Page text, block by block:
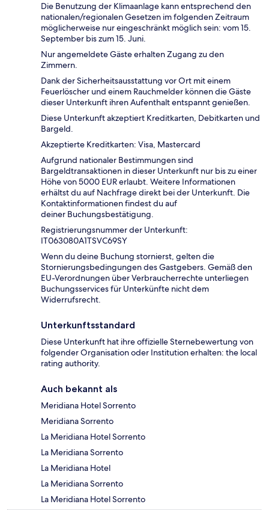
Die Benutzung der Klimaanlage kann entsprechend den
nationalen/regionalen Gesetzen im folgenden Zeitraum
möglicherweise nur eingeschränkt möglich sein: vom 15.
September bis zum 15. Juni.
Nur angemeldete Gäste erhalten Zugang zu den
Zimmern.
Dank der Sicherheitsausstattung vor Ort mit einem
Feuerlöscher und einem Rauchmelder können die Gäste
dieser Unterkunft ihren Aufenthalt entspannt genießen.
Diese Unterkunft akzeptiert Kreditkarten, Debitkarten und
Bargeld.
Akzeptierte Kreditkarten: Visa, Mastercard
Aufgrund nationaler Bestimmungen sind
Bargeldtransaktionen in dieser Unterkunft nur bis zu einer
Höhe von 5000 EUR erlaubt. Weitere Informationen
erhältst du auf Nachfrage direkt bei der Unterkunft. Die
Kontaktinformationen findest du auf
deiner Buchungsbestätigung.
Registrierungsnummer der Unterkunft:
IT063080A1TSVC69SY
Wenn du deine Buchung stornierst, gelten die
Stornierungsbedingungen des Gastgebers. Gemäß den
EU-Verordnungen über Verbraucherrechte unterliegen
Buchungsservices für Unterkünfte nicht dem
Widerrufsrecht.
Unterkunftsstandard
Diese Unterkunft hat ihre offizielle Sternebewertung von
folgender Organisation oder Institution erhalten: the local
rating authority.
Auch bekannt als
Meridiana Hotel Sorrento
Meridiana Sorrento
La Meridiana Hotel Sorrento
La Meridiana Sorrento
La Meridiana Hotel
La Meridiana Sorrento
La Meridiana Hotel Sorrento